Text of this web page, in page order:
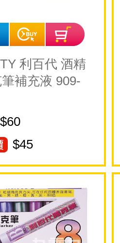
利百代 酒精
補充液 909-
$60
$45